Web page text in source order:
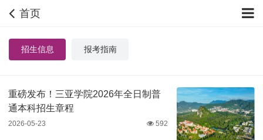
首页
招生信息 报考指南
重磅发布！三亚学院2026年全日制普
通本科招生章程
2026-05-23 592